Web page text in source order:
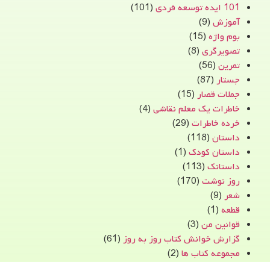
101 ایده توسعه فردی
(101)
آموزش (9)
بوم واژه (15)
تصویرگری (8)
تمرین (56)
جستار (87)
جملات قصار (15)
خاطرات یک معلم نقاشی (4)
خرده خاطرات (29)
داستان (118)
داستان کودک (1)
داستانک (113)
روز نوشت (170)
شعر (9)
قطعه (1)
قوانین من (3)
گزارش خوانش کتاب روز به روز (61)
مجموعه کتاب ها (2)